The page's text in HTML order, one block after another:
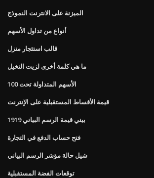
الميزنة على الانترنت النموذج
أنواع من تداول الأسهم
قالب استئجار منزل
ما هي كلمة أخرى لزيت النخيل
الأسهم المتداولة تحت 100
قيمة الأقساط المستقبلية على الإنترنت
1919 بيني قيمة الرسم البياني
فتح حساب الدفع في التجارة
شيل حالة مؤشر الرسم البياني
توقعات الفضة المستقبلية